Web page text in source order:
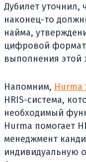
Дубилет уточнил,
наконец-то
найма,
цифровой
выполнения этой
Напомним, Hurma
HRIS-система,
необходимый
Hurma помогает
менеджмент
индивидуальную